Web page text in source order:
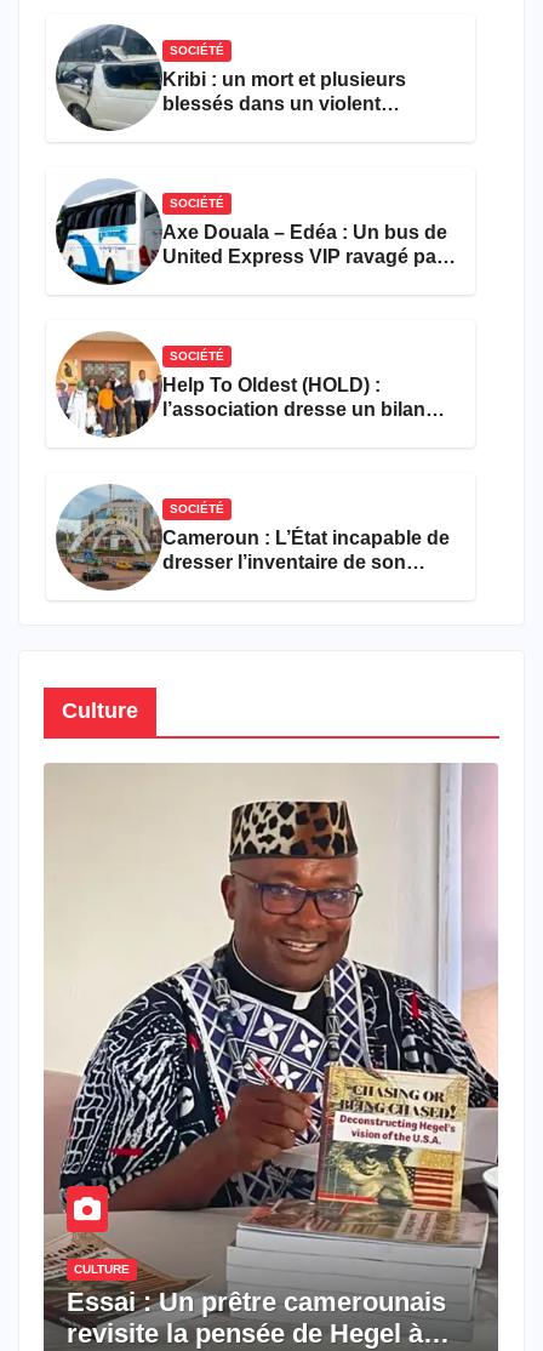
SOCIÉTÉ
Kribi : un mort et plusieurs
blessés dans un violent
SOCIÉTÉ
Axe Douala – Edéa : Un bus de
United Express VIP ravagé par
SOCIÉTÉ
Help To Oldest (HOLD) :
l’association dresse un bilan
SOCIÉTÉ
Cameroun : L’État incapable de
dresser l’inventaire de son
Culture
CULTURE
Essai : Un prêtre camerounais
revisite la pensée de Hegel à